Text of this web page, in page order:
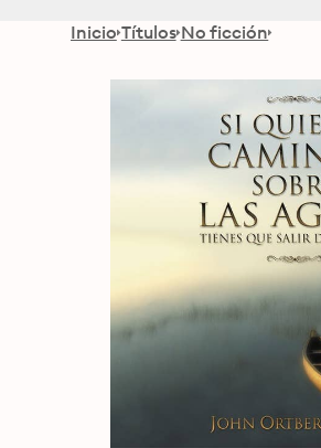
Inicio Títulos No ficción